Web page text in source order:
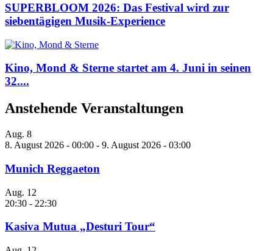
SUPERBLOOM 2026: Das Festival wird zur
siebentägigen Musik-Experience
Kino, Mond & Sterne startet am 4. Juni in seinen
32....
Anstehende Veranstaltungen
Aug. 8
8. August 2026 - 00:00 - 9. August 2026 - 03:00
Munich Reggaeton
Aug. 12
20:30 - 22:30
Kasiva Mutua „Desturi Tour“